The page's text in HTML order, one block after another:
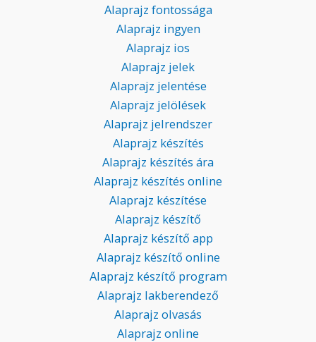
Alaprajz fontossága
Alaprajz ingyen
Alaprajz ios
Alaprajz jelek
Alaprajz jelentése
Alaprajz jelölések
Alaprajz jelrendszer
Alaprajz készítés
Alaprajz készítés ára
Alaprajz készítés online
Alaprajz készítése
Alaprajz készítő
Alaprajz készítő app
Alaprajz készítő online
Alaprajz készítő program
Alaprajz lakberendező
Alaprajz olvasás
Alaprajz online